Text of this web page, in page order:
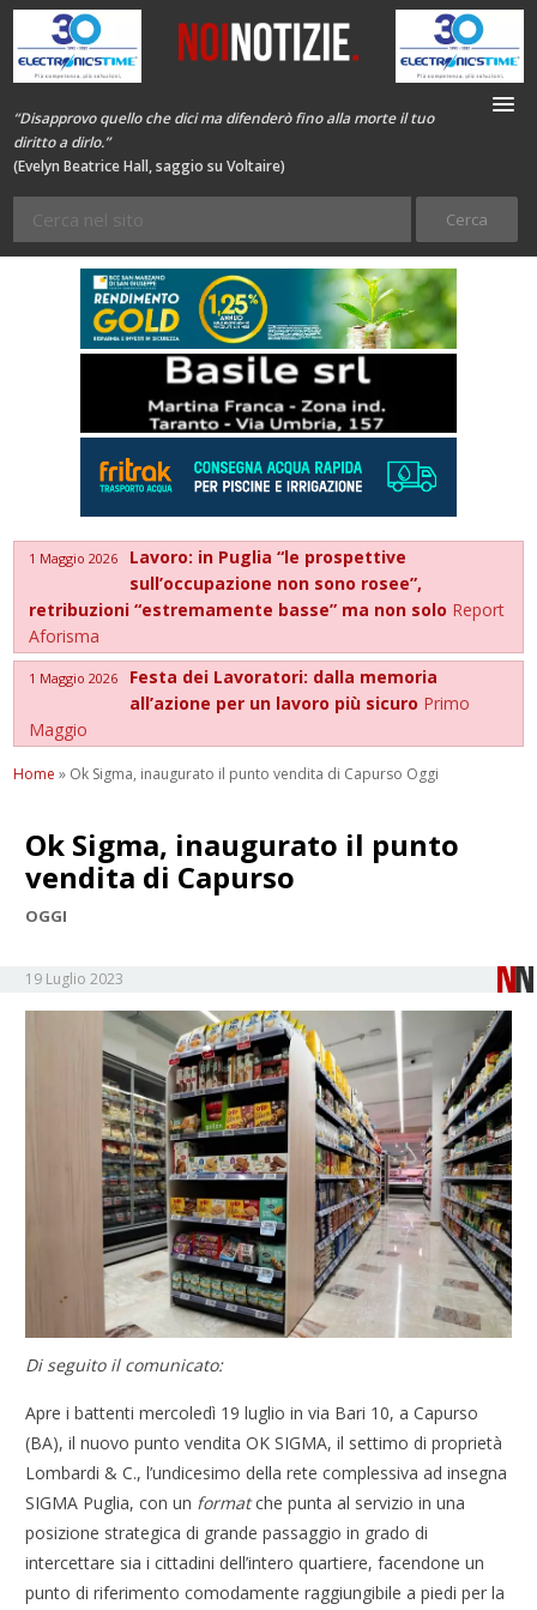
“Disapprovo quello che dici ma difenderò fino alla morte il tuo
diritto a dirlo.”
(Evelyn Beatrice Hall, saggio su Voltaire)
1 Maggio 2026
Lavoro: in Puglia “le prospettive
sull’occupazione non sono rosee”,
retribuzioni “estremamente basse” ma non solo Report
Aforisma
1 Maggio 2026
Festa dei Lavoratori: dalla memoria
all’azione per un lavoro più sicuro Primo
Maggio
Home » Ok Sigma, inaugurato il punto vendita di Capurso Oggi
Ok Sigma, inaugurato il punto
vendita di Capurso
OGGI
19 Luglio 2023
Di seguito il comunicato:
Apre i battenti mercoledì 19 luglio in via Bari 10, a Capurso
(BA), il nuovo punto vendita OK SIGMA, il settimo di proprietà
Lombardi & C., l’undicesimo della rete complessiva ad insegna
SIGMA Puglia, con un formatche punta al servizio in una
posizione strategica di grande passaggio in grado di
intercettare sia i cittadini dell’intero quartiere, facendone un
punto di riferimento comodamente raggiungibile a piedi per la